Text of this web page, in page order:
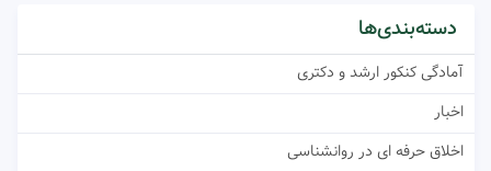
دسته‌بندی‌ها
آمادگی کنکور ارشد و دکتری
اخبار
اخلاق حرفه ای در روانشناسی